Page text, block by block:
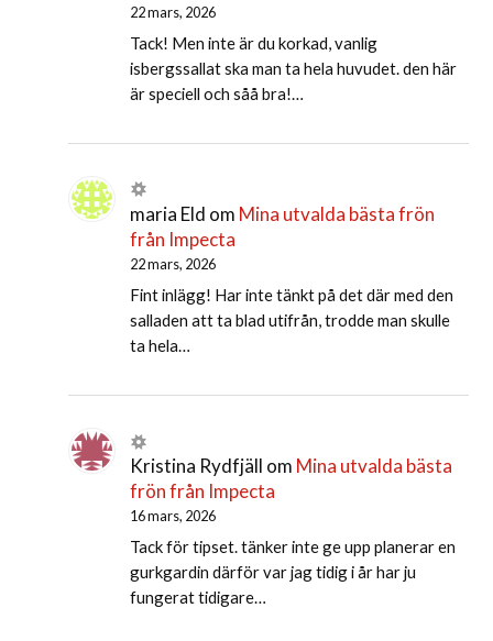
22 mars, 2026
Tack! Men inte är du korkad, vanlig
isbergssallat ska man ta hela huvudet. den här
är speciell och såå bra!…
maria Eld om Mina utvalda bästa frön
från Impecta
22 mars, 2026
Fint inlägg! Har inte tänkt på det där med den
salladen att ta blad utifrån, trodde man skulle
ta hela…
Kristina Rydfjäll om Mina utvalda bästa
frön från Impecta
16 mars, 2026
Tack för tipset. tänker inte ge upp planerar en
gurkgardin därför var jag tidig i år har ju
fungerat tidigare…